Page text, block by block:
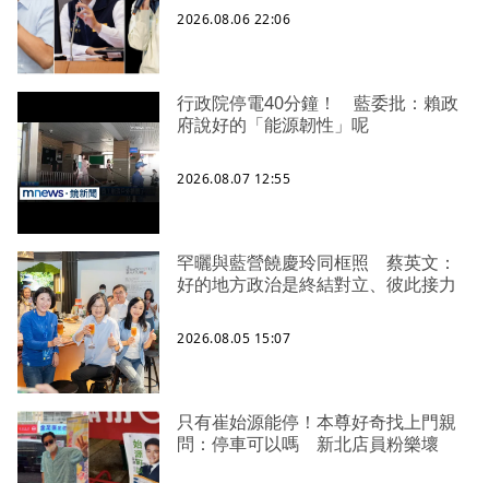
2026.08.06 22:06
行政院停電40分鐘！ 藍委批：賴政
府說好的「能源韌性」呢
2026.08.07 12:55
罕曬與藍營饒慶玲同框照 蔡英文：
好的地方政治是終結對立、彼此接力
2026.08.05 15:07
只有崔始源能停！本尊好奇找上門親
問：停車可以嗎 新北店員粉樂壞